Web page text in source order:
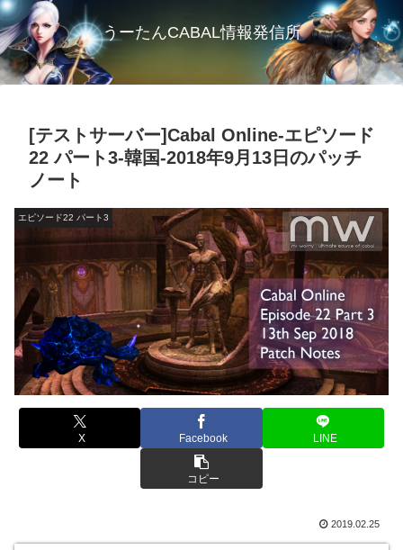
うーたんCABAL情報発信所
[テストサーバー]Cabal Online-エピソード
22 パート3-韓国-2018年9月13日のパッチ
ノート
エピソード22 パート3
X Facebook LINE
コピー
2019.02.25